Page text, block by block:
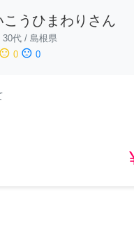
こうひまわりさん
30代 / 島根県
sentiment_neutral 0 sentiment_dissatisfied 0